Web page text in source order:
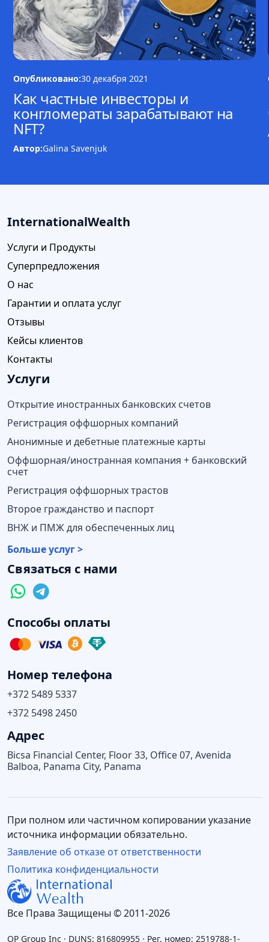
Опубликовано:30 декабря 2021
Как частные инвесторы и
конгломераты зарабатывают на
NFT?
Автор:Galina Savenjuk
InternationalWealth
Услуги и Продукты
Суперпредложения
О нас
Гарантии и оплата услуг
Отзывы
Кейсы клиентов
Контакты
Услуги
Открытие иностранных банковских счетов
Регистрация оффшорных компаний
Анонимные и дебетные платежные карты
Оффшорная/иностранная компания + банковский
счет
Регистрация оффшорных трастов
Второе гражданство и паспорт
ВНЖ и ПМЖ для обеспеченных лиц
Больше услуг >
Связаться с нами
Способы оплаты
Номер телефона
+372 5489 5337
+372 5498 2450
Адрес
Bicsa Financial Center, Floor 33, Office 07, Avenida
Balboa, Panama City, Panama
Все Права Защищены © 2011-2026
Политика конфиденциальности
При полном или частичном копировании указание
источника информации обязательно.
Заявление об отказе от ответственности
OP Group Inc · DUNS: 816809955 · Рег. номер: 2519788-1-